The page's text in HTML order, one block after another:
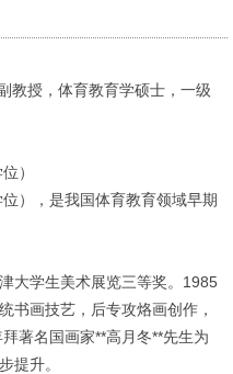
教授，体育教育学硕士，一级
位）
），是我国体育教育领域早期
大学生美术展览三等奖。1985
书画技艺，后专攻烙画创作，
著名国画家**高月冬**先生为
提升。